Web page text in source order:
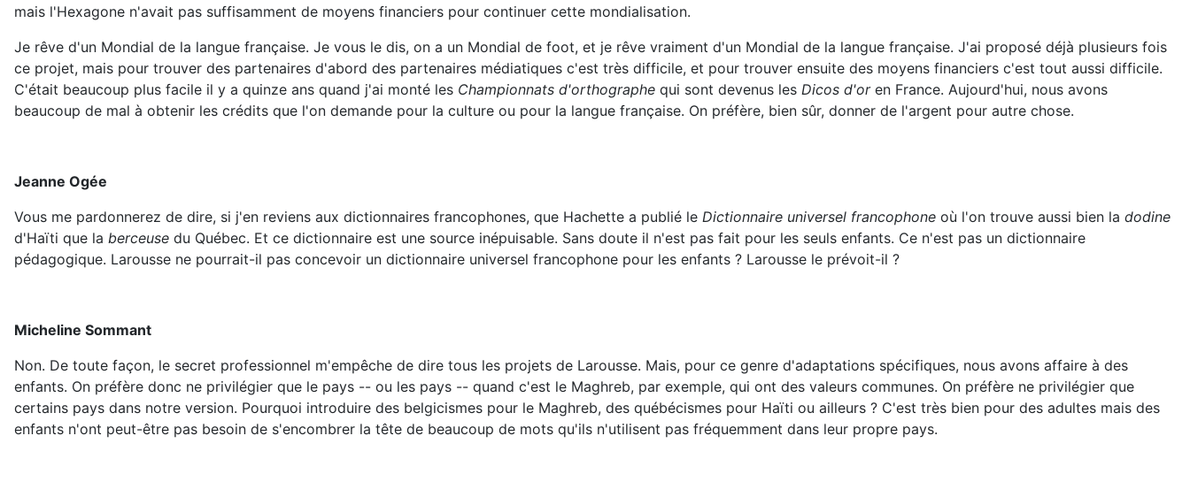
mais l'Hexagone n'avait pas suffisamment de moyens financiers pour continuer cette mondialisation.
Je rêve d'un Mondial de la langue française. Je vous le dis, on a un Mondial de foot, et je rêve vraiment d'un Mondial de la langue française. J'ai proposé déjà plusieurs fois
ce projet, mais pour trouver des partenaires d'abord des partenaires médiatiques c'est très difficile, et pour trouver ensuite des moyens financiers c'est tout aussi difficile.
C'était beaucoup plus facile il y a quinze ans quand j'ai monté les Championnats d'orthographe qui sont devenus les Dicos d'oren France. Aujourd'hui, nous avons
beaucoup de mal à obtenir les crédits que l'on demande pour la culture ou pour la langue française. On préfère, bien sûr, donner de l'argent pour autre chose.
Jeanne Ogée
Vous me pardonnerez de dire, si j'en reviens aux dictionnaires francophones, que Hachette a publié le Dictionnaire universel francophone où l'on trouve aussi bien la dodine
d'Haïti que la berceuse du Québec. Et ce dictionnaire est une source inépuisable. Sans doute il n'est pas fait pour les seuls enfants. Ce n'est pas un dictionnaire
pédagogique. Larousse ne pourrait-il pas concevoir un dictionnaire universel francophone pour les enfants ? Larousse le prévoit-il ?
Micheline Sommant
Non. De toute façon, le secret professionnel m'empêche de dire tous les projets de Larousse. Mais, pour ce genre d'adaptations spécifiques, nous avons affaire à des
enfants. On préfère donc ne privilégier que le pays -- ou les pays -- quand c'est le Maghreb, par exemple, qui ont des valeurs communes. On préfère ne privilégier que
certains pays dans notre version. Pourquoi introduire des belgicismes pour le Maghreb, des québécismes pour Haïti ou ailleurs ? C'est très bien pour des adultes mais des
enfants n'ont peut-être pas besoin de s'encombrer la tête de beaucoup de mots qu'ils n'utilisent pas fréquemment dans leur propre pays.